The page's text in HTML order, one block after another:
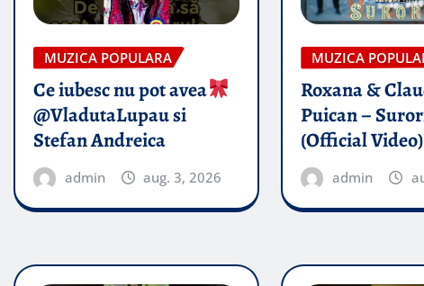
MUZICA POPULARA
Ce iubesc nu pot avea
@VladutaLupau si
Stefan Andreica
admin aug. 3, 2026
MUZICA
Roxana &
Puican –
(Official Video)
admin